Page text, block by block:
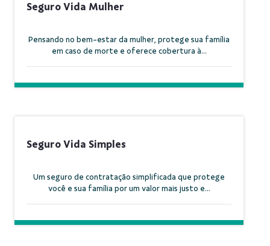
Seguro Vida Mulher
Pensando no bem-estar da mulher, protege sua família
em caso de morte e oferece cobertura à...
Seguro Vida Simples
Um seguro de contratação simplificada que protege
você e sua família por um valor mais justo e...